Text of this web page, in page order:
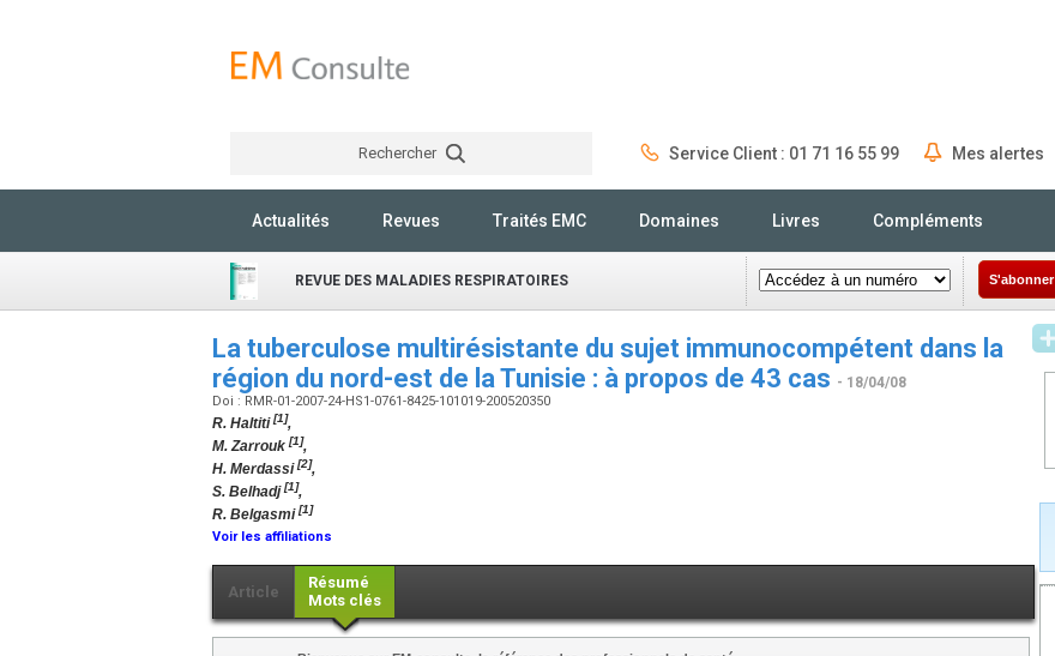
Rechercher Service Client : 01 71 16 55 99 Mes alertes
Actualités Revues Traités EMC Domaines Livres Compléments
REVUE DES MALADIES RESPIRATOIRES S'abonner
La tuberculose multirésistante du sujet immunocompétent dans la
région du nord-est de la Tunisie : à propos de 43 cas - 18/04/08
Doi : RMR-01-2007-24-HS1-0761-8425-101019-200520350
R. Haltiti[1],
M. Zarrouk [1],
H. Merdassi[2],
S. Belhadj[1],
R. Belgasmi[1]
Voir les affiliations
Article
Résumé
Mots clés